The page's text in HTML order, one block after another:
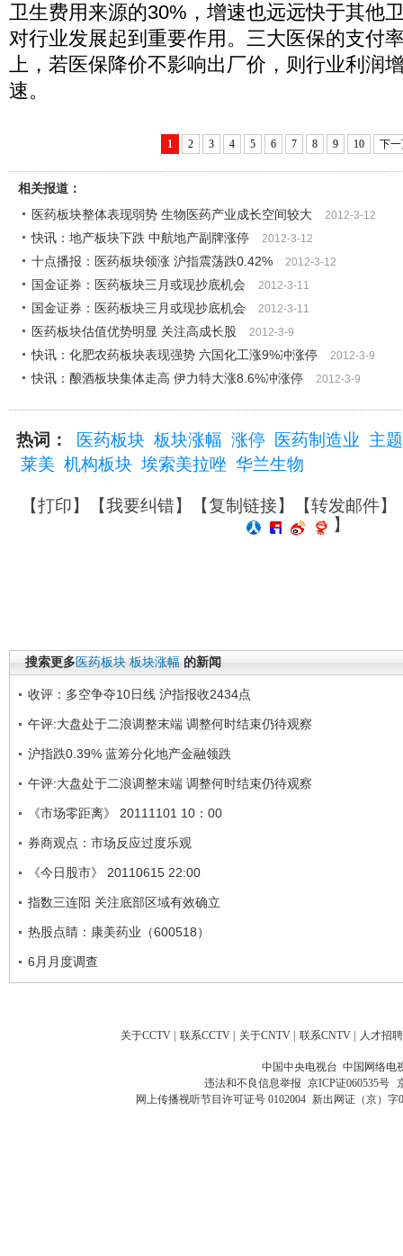
卫生费用来源的30%，增速也远远快于其他
对行业发展起到重要作用。三大医保的支付
上，若医保降价不影响出厂价，则行业利润
速。
1 2 3 4 5 6 7 8 9 10 下
相关报道：
医药板块整体表现弱势 生物医药产业成长空间较大
2012-3-12
快讯：地产板块下跌 中航地产副牌涨停 2012-3-12
十点播报：医药板块领涨 沪指震荡跌0.42% 2012-3-12
国金证券：医药板块三月或现抄底机会 2012-3-11
国金证券：医药板块三月或现抄底机会 2012-3-11
医药板块估值优势明显 关注高成长股 2012-3-9
快讯：化肥农药板块表现强势 六国化工涨9%冲涨停 2012-3-9
快讯：酿酒板块集体走高 伊力特大涨8.6%冲涨停 2012-3-9
热词： 医药板块 板块涨幅 涨停 医药制造业 主
莱美 机构板块 埃索美拉唑 华兰生物
【打印】【我要纠错】【复制链接】【转发邮件】
】
搜索更多医药板块 板块涨幅 的新闻
收评：多空争夺10日线 沪指报收2434点
午评:大盘处于二浪调整末端 调整何时结束仍待观察
沪指跌0.39% 蓝筹分化地产金融领跌
午评:大盘处于二浪调整末端 调整何时结束仍待观察
《市场零距离》 20111101 10：00
券商观点：市场反应过度乐观
《今日股市》 20110615 22:00
指数三连阳 关注底部区域有效确立
热股点睛：康美药业（600518）
6月月度调查
关于CCTV | 联系CCTV | 关于CNTV | 联系CNTV | 人才招聘
中国中央电视台 中国网络电
违法和不良信息举报 京ICP证060535号
网上传播视听节目许可证号 0102004 新出网证（京）